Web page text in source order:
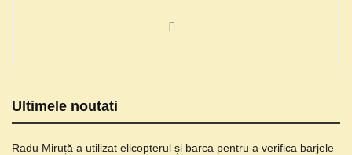
Ultimele noutati
Radu Miruță a utilizat elicopterul și barca pentru a verifica barjele